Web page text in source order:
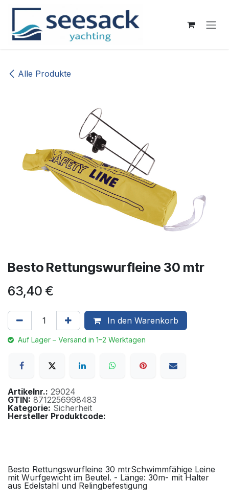
Zum Inhalt springen
Alle Produkte
Besto Rettungswurfleine 30 mtr
63,40 €
In den Warenkorb
Auf Lager – Versand in 1–2 Werktagen
Artikelnr.: 29024
GTIN: 8712256998483
Kategorie: Sicherheit
Hersteller Produktcode:
Besto Rettungswurfleine 30 mtrSchwimmfähige Leine
mit Wurfgewicht im Beutel. - Länge: 30m- mit Halter
aus Edelstahl und Relingbefestigung